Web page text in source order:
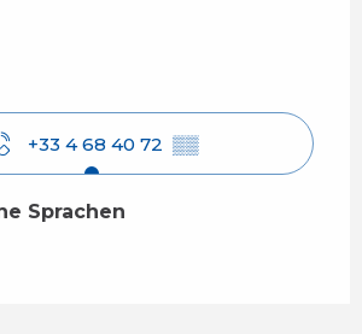
+33 4 68 40 72 ▒▒
Sprachen
Sprachen